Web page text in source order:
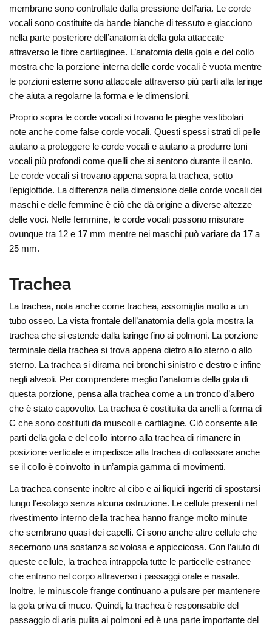
membrane sono controllate dalla pressione dell’aria. Le corde
vocali sono costituite da bande bianche di tessuto e giacciono
nella parte posteriore dell’anatomia della gola attaccate
attraverso le fibre cartilaginee. L’anatomia della gola e del collo
mostra che la porzione interna delle corde vocali è vuota mentre
le porzioni esterne sono attaccate attraverso più parti alla laringe
che aiuta a regolarne la forma e le dimensioni.
Proprio sopra le corde vocali si trovano le pieghe vestibolari
note anche come false corde vocali. Questi spessi strati di pelle
aiutano a proteggere le corde vocali e aiutano a produrre toni
vocali più profondi come quelli che si sentono durante il canto.
Le corde vocali si trovano appena sopra la trachea, sotto
l’epiglottide. La differenza nella dimensione delle corde vocali dei
maschi e delle femmine è ciò che dà origine a diverse altezze
delle voci. Nelle femmine, le corde vocali possono misurare
ovunque tra 12 e 17 mm mentre nei maschi può variare da 17 a
25 mm.
Trachea
La trachea, nota anche come trachea, assomiglia molto a un
tubo osseo. La vista frontale dell’anatomia della gola mostra la
trachea che si estende dalla laringe fino ai polmoni. La porzione
terminale della trachea si trova appena dietro allo sterno o allo
sterno. La trachea si dirama nei bronchi sinistro e destro e infine
negli alveoli. Per comprendere meglio l’anatomia della gola di
questa porzione, pensa alla trachea come a un tronco d’albero
che è stato capovolto. La trachea è costituita da anelli a forma di
C che sono costituiti da muscoli e cartilagine. Ciò consente alle
parti della gola e del collo intorno alla trachea di rimanere in
posizione verticale e impedisce alla trachea di collassare anche
se il collo è coinvolto in un’ampia gamma di movimenti.
La trachea consente inoltre al cibo e ai liquidi ingeriti di spostarsi
lungo l’esofago senza alcuna ostruzione. Le cellule presenti nel
rivestimento interno della trachea hanno frange molto minute
che sembrano quasi dei capelli. Ci sono anche altre cellule che
secernono una sostanza scivolosa e appiccicosa. Con l’aiuto di
queste cellule, la trachea intrappola tutte le particelle estranee
che entrano nel corpo attraverso i passaggi orale e nasale.
Inoltre, le minuscole frange continuano a pulsare per mantenere
la gola priva di muco. Quindi, la trachea è responsabile del
passaggio di aria pulita ai polmoni ed è una parte importante del